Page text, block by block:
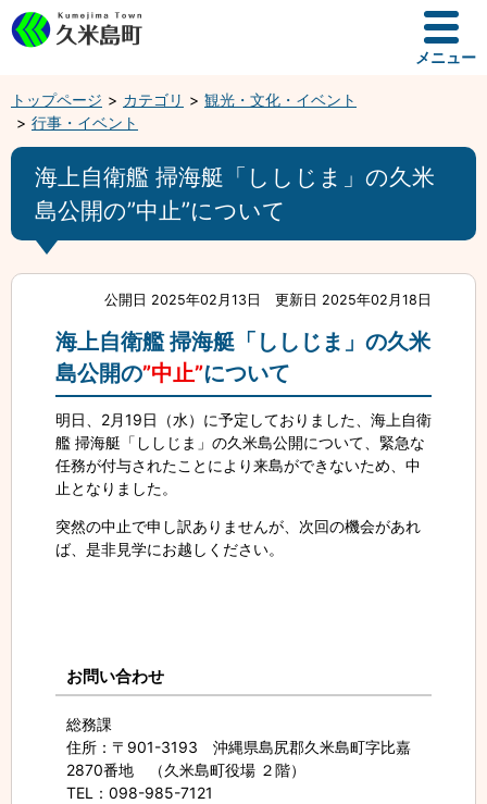
メニュー
トップページ カテゴリ
観光・文化・イベント
行事・イベント
海上自衛艦 掃海艇「ししじま」の久米
島公開の”中止”について
公開日 2025年02月13日 更新日 2025年02月18日
海上自衛艦 掃海艇「ししじま」の久米
島公開の”中止”について
明日、2月19日（水）に予定しておりました、海上自衛
艦 掃海艇「ししじま」の久米島公開について、緊急な
任務が付与されたことにより来島ができないため、中
止となりました。
突然の中止で申し訳ありませんが、次回の機会があれ
ば、是非見学にお越しください。
お問い合わせ
総務課
住所 ：〒901-3193 沖縄県島尻郡久米島町字比嘉
2870番地 （久米島町役場 ２階）
TEL
：098-985-7121